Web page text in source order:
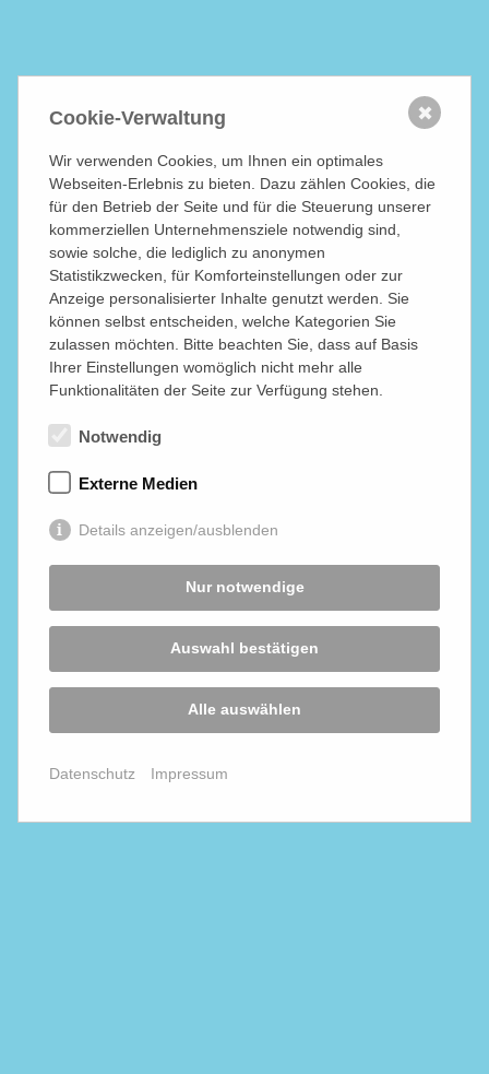
Cookie-Verwaltung
Wir verwenden Cookies, um Ihnen ein optimales
Webseiten-Erlebnis zu bieten. Dazu zählen Cookies, die
für den Betrieb der Seite und für die Steuerung unserer
kommerziellen Unternehmensziele notwendig sind,
sowie solche, die lediglich zu anonymen
Statistikzwecken, für Komforteinstellungen oder zur
Anzeige personalisierter Inhalte genutzt werden. Sie
können selbst entscheiden, welche Kategorien Sie
zulassen möchten. Bitte beachten Sie, dass auf Basis
Ihrer Einstellungen womöglich nicht mehr alle
Funktionalitäten der Seite zur Verfügung stehen.
Notwendig
Externe Medien
Details anzeigen/ausblenden
Nur notwendige
Auswahl bestätigen
Alle auswählen
Datenschutz Impressum
✖